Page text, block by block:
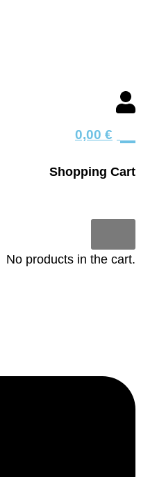
0,00 €
Shopping Cart
No products in the cart.